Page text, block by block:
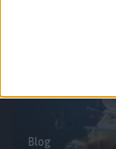
Blog